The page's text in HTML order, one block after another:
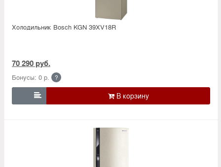
Холодильник Bosсh KGN 39XV18R
70 290 руб.
Бонусы: 0 р. ?
